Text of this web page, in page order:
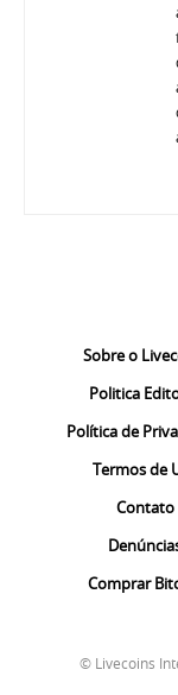
Sobre o
Politica
Política de
Termos de
Contato
Comprar
© Livecoins